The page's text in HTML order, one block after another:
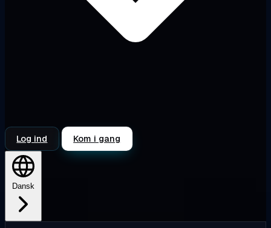
Log ind Kom i gang
Dansk